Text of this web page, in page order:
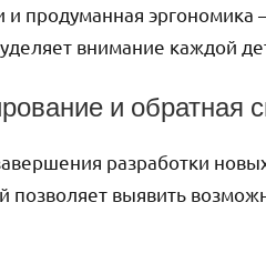
и продуманная эргономика
внимание каждой
и обратная
разработки
позволяет выявить